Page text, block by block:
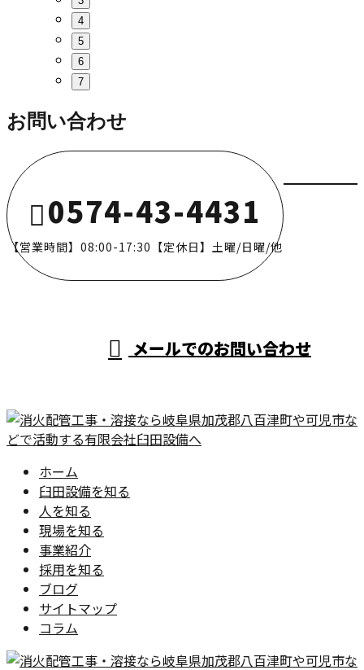
4
5
6
7
お問い合わせ
0574-43-4431
【営業時間】08:00-17:30【定休日】土曜/日曜/他
メールでのお問い合わせ
ホーム
臼田設備を知る
人を知る
現場を知る
事業紹介
採用を知る
ブログ
サイトマップ
コラム